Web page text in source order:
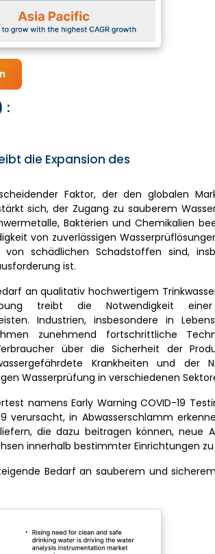
:
die Expansion des
Faktor, der den globalen
sich, der Zugang zu sauberem
Bakterien und Chemikalien
von zuverlässigen
schädlichen Schadstoffen sind,
ist.
an qualitativ hochwertigem
treibt die Notwendigkeit
Industrien, insbesondere in
zunehmend fortschrittliche
über die Sicherheit der
Krankheiten und der
Wasserprüfung in verschiedenen
namens Early Warning COVID-19
verursacht, in Abwasserschlamm
die dazu beitragen können, neue
innerhalb bestimmter Einrichtungen
Bedarf an sauberem und